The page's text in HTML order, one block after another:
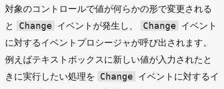
対象のコントロールで値が何らかの形で変更される
と
Change イベントが発生し、 Change
イベント
に対するイベントプロシージャが呼び出されます。
例えばテキストボックスに新しい値が入力されたと
きに実行したい処理を
Change
イベントに対するイ